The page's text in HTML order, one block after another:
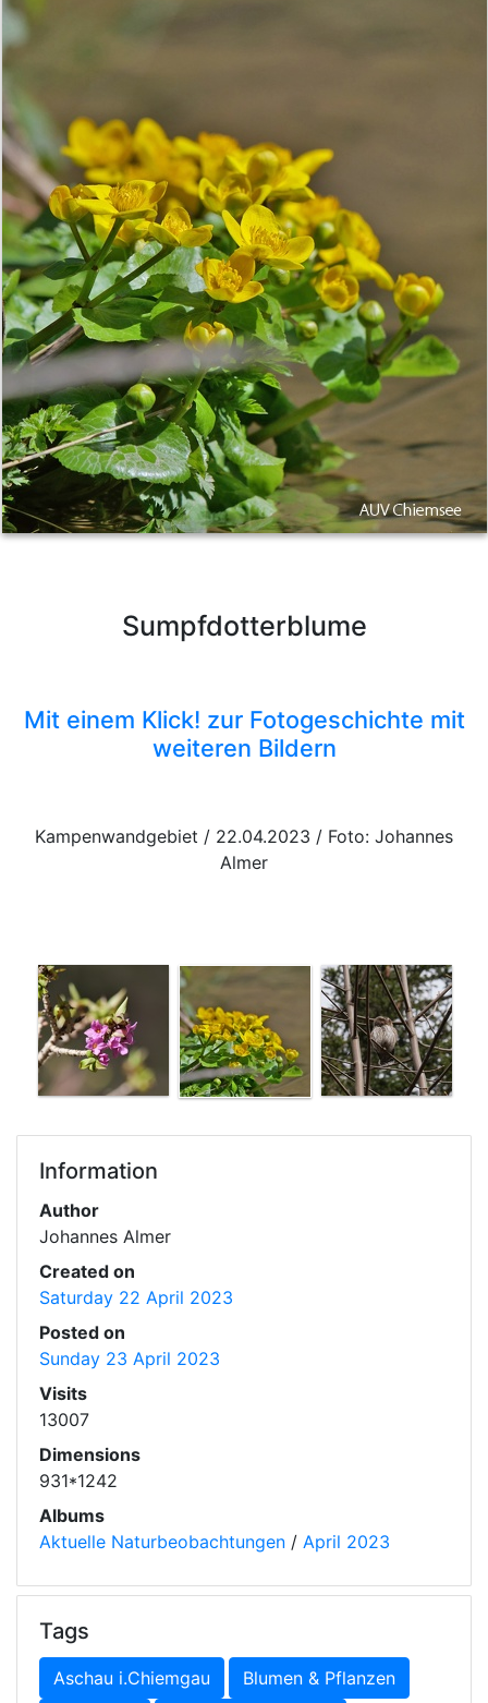
Sumpfdotterblume
Mit einem Klick! zur Fotogeschichte mit
weiteren Bildern
Kampenwandgebiet / 22.04.2023 / Foto: Johannes
Almer
Information
Author
Johannes Almer
Created on
Saturday 22 April 2023
Posted on
Sunday 23 April 2023
Visits
13007
Dimensions
931*1242
Albums
Aktuelle Naturbeobachtungen / April 2023
Tags
Aschau i.Chiemgau Blumen & Pflanzen